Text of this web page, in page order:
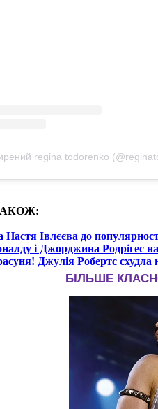
regina todorenko
Настя Івлєєва до
і Джорджина Родрігес
Джулія Робертс схудла